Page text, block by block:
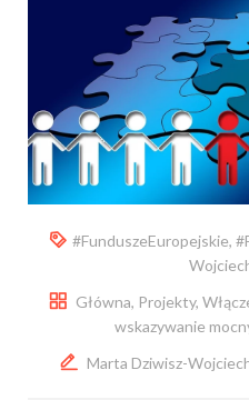
#FunduszeEuropejskie,
Główna, Projekty,
wskazywanie
Marta Dziwisz-